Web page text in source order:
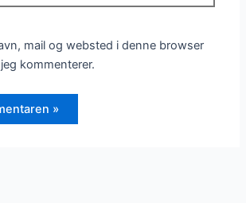
mail og websted i denne browser
kommenterer.